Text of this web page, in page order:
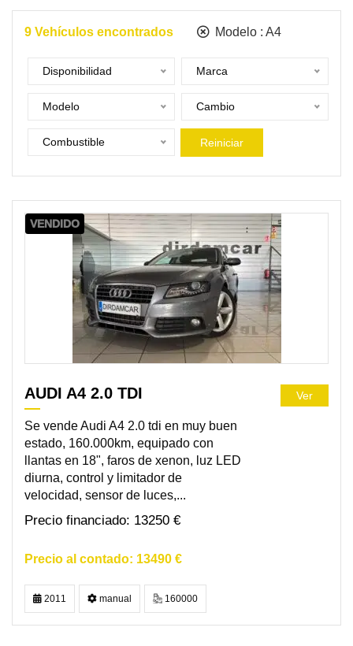
9 Vehículos encontrados Modelo : A4
Disponibilidad Marca
Modelo Cambio
Combustible Reiniciar
VENDIDO
AUDI A4 2.0 TDI
Se vende Audi A4 2.0 tdi en muy buen
estado, 160.000km, equipado con
llantas en 18", faros de xenon, luz LED
diurna, control y limitador de
velocidad, sensor de luces,...
13250 €
13490 €
Ver
2011 manual 160000